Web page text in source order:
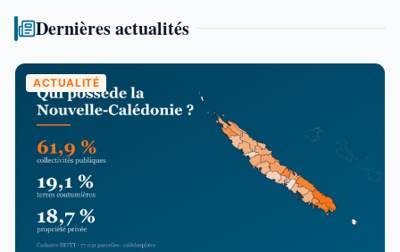
Dernières actualités
ACTUALITÉ